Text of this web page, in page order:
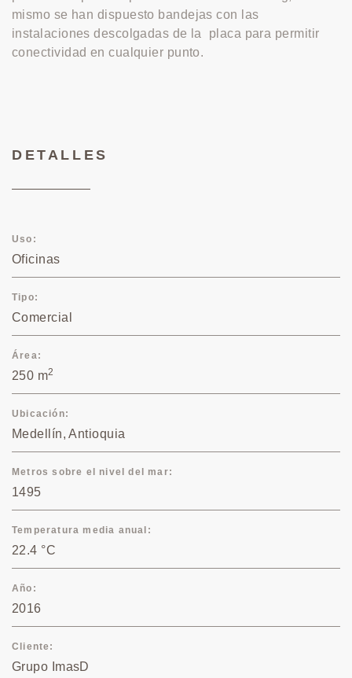
mismo se han dispuesto bandejas con las
instalaciones descolgadas de la placa para permitir
conectividad en cualquier punto.
DETALLES
Uso
Oficinas
Tipo
Comercial
Área
250 m2
Ubicación
Medellín, Antioquia
Metros sobre el nivel del mar
1495
Temperatura media anual
22.4 °C
Año
2016
Cliente
Grupo ImasD